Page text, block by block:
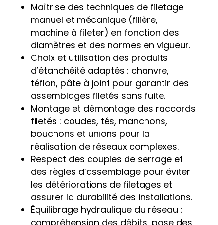
Maîtrise des techniques de filetage
manuel et mécanique (filière,
machine à fileter) en fonction des
diamètres et des normes en vigueur.
Choix et utilisation des produits
d’étanchéité adaptés : chanvre,
téflon, pâte à joint pour garantir des
assemblages filetés sans fuite.
Montage et démontage des raccords
filetés : coudes, tés, manchons,
bouchons et unions pour la
réalisation de réseaux complexes.
Respect des couples de serrage et
des règles d’assemblage pour éviter
les détériorations de filetages et
assurer la durabilité des installations.
Équilibrage hydraulique du réseau :
compréhension des débits, pose des